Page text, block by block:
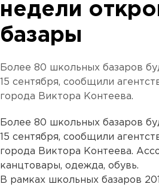
недели
базары
Более 80 школьных базаров
15 сентября, сообщили
города Виктора Контеева.
Более 80 школьных базаров
15 сентября, сообщили
города Виктора Контеева.
канцтовары, одежда, обувь.
В рамках школьных базаров